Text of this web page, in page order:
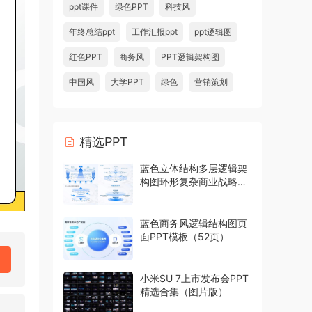
ppt课件 绿色PPT 科技风
年终总结ppt 工作汇报ppt ppt逻辑图
红色PPT 商务风 PPT逻辑架构图
中国风 大学PPT 绿色 营销策划
精选PPT
蓝色立体结构多层逻辑架
构图环形复杂商业战略模
蓝色商务风逻辑结构图页
面PPT模板（52页）
小米SU 7上市发布会PPT
精选合集（图片版）